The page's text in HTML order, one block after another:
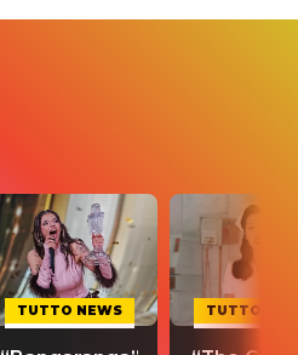
TUTTO NEWS TUTTO